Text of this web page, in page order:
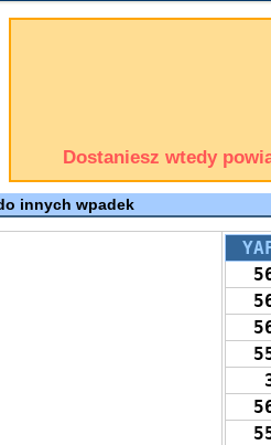
Dostaniesz wtedy
innych wpadek